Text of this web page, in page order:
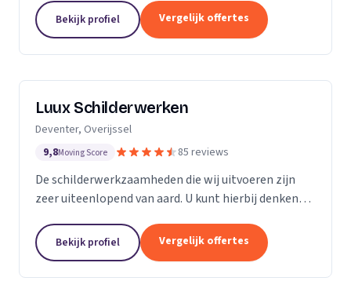
Bekijk profiel Vergelijk offertes
Luux Schilderwerken
Deventer, Overijssel
9,8Moving Score 85 reviews
De schilderwerkzaamheden die wij uitvoeren zijn
zeer uiteenlopend van aard. U kunt hierbij denken
bedrijfspanden en overig onroerend goed. Het
maakt...
Bekijk profiel Vergelijk offertes